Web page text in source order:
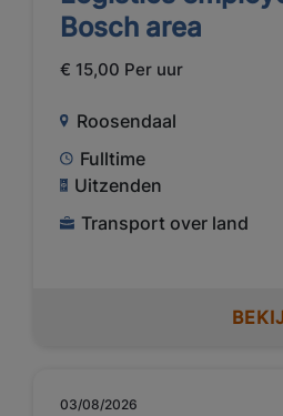
Bosch area
€ 15,00 Per uur
Roosendaal
Fulltime
Uitzenden
Transport over land
03/08/2026